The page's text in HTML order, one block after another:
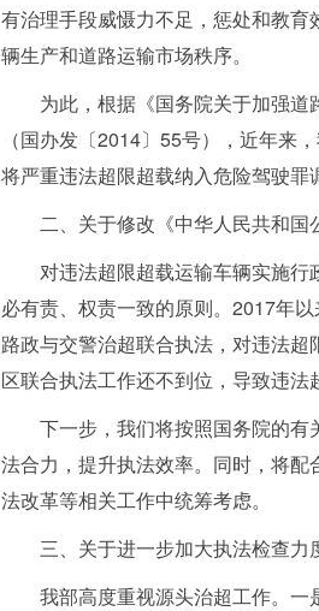
有治理手段威慑力不足，惩处和教
辆生产和道路运输市场秩序。
为此，根据《国务院关于加强
（国办发〔2014〕55号），近年来
将严重违法超限超载纳入危险驾驶罪
二、关于修改《中华人民共和
对违法超限超载运输车辆实施
必有责、权责一致的原则。2017年
路政与交警治超联合执法，对违法
区联合执法工作还不到位，导致违法
下一步，我们将按照国务院的
法合力，提升执法效率。同时，将
法改革等相关工作中统筹考虑。
三、关于进一步加大执法检查力
我部高度重视源头治超工作。